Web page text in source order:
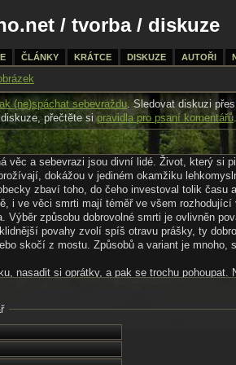
/ tvorba/ diskuze
ČLÁNKY KRÁTCE DISKUZE AUTOŘI
(ne)spáchat sebevraždu. Sledovat diskuzi přes
přečtěte sipravidla pro psaní komentářů.
věc a sebevrazi jsou divní lidé. Život, který si
dokážou v jediném okamžiku
zbaví toho, do čeho investoval tolik času
i ve věci smrti mají téměř ve všem rozhodující
Výběr způsobu dobrovolné smrti je ovlivněn
povahy zvolí spíš otravu prášky, ty
skočí z mostu. Způsobů a variant je mnoho,
nasadit si oprátky, a pak se trochu pohoupat.
prsou, to všechno vykompenzuje. Jen škoda, že
upozorňuji, že uzel musí být uvázán pořádně, v
zranit při pádu.
je pohodlně se usadit nebo ulehnout na